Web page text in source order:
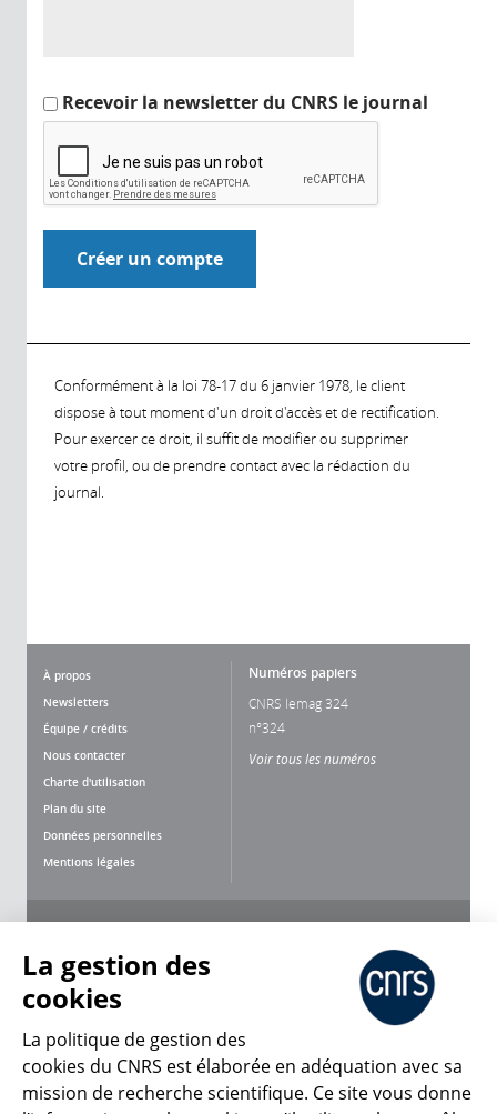
Recevoir la newsletter du CNRS le journal
Conformément à la loi 78-17 du 6 janvier 1978, le client
dispose à tout moment d'un droit d'accès et de rectification.
Pour exercer ce droit, il suffit de modifier ou supprimer
votre profil, ou de prendre contact avec la rédaction du
journal.
À propos
Newsletters
Équipe / crédits
Nous contacter
Charte d'utilisation
Plan du site
Données personnelles
Mentions légales
Numéros papiers
CNRS lemag 324
n°324
Voir tous les numéros
CNRS Le Mag
La gestion des
cookies
La politique de gestion des
cookies du CNRS est élaborée en adéquation avec sa
mission de recherche scientifique. Ce site vous donne